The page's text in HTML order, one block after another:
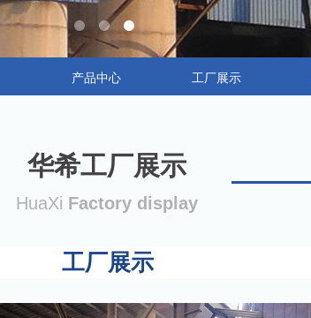
产品中心 工厂展示
华希工厂展示
HuaXi Factory display
工厂展示